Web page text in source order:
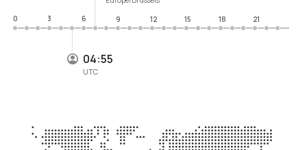
04:55
UTC
0
3 6 9 12 15 18 21